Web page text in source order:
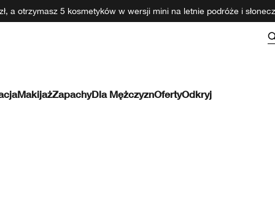
a otrzymasz 5 kosmetyków w wersji mini na letnie podróże i
MakijażZapachyDla MężczyznOfertyOdkryj